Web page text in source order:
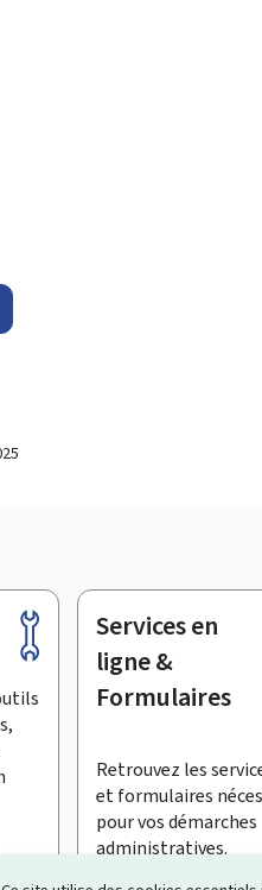
Services en
ligne &
Formulaires
Retrouvez les
et formulaires
pour vos démarches
administratives.